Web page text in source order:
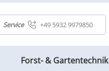
Service +49 5932 9979850
Forst- & Gartentechnik